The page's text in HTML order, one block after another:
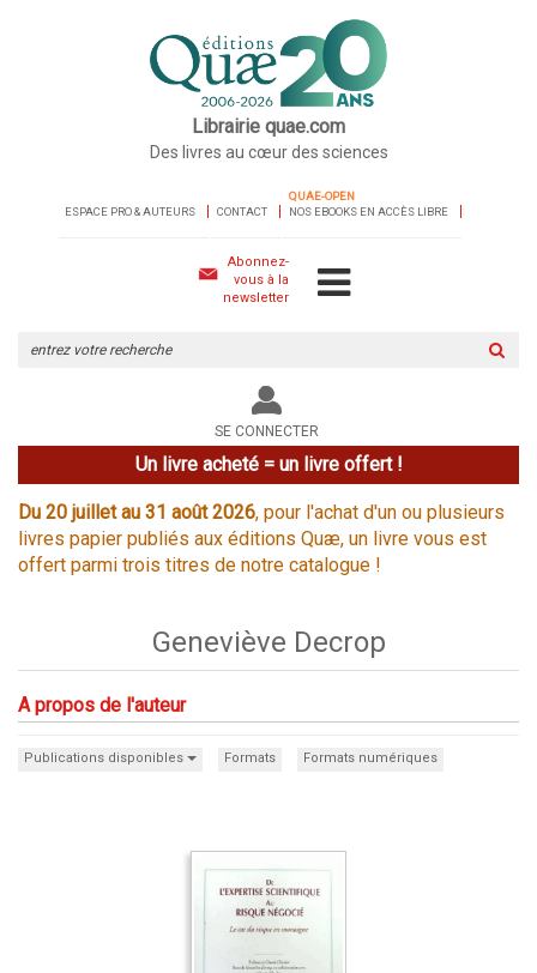
Librairie quae.com
Des livres au cœur des sciences
ESPACE PRO & AUTEURS CONTACT
QUAE-OPEN
NOS EBOOKS EN ACCÈS LIBRE
Abonnez-
vous à la
newsletter
le
site
SE CONNECTER
Un livre acheté = un livre offert !
Du 20 juillet au 31 août 2026, pour l'achat d'un ou plusieurs
livres papier publiés aux éditions Quæ, un livre vous est
offert parmi trois titres de notre catalogue !
Geneviève Decrop
A propos de l'auteur
Publications disponibles Formats Formats numériques